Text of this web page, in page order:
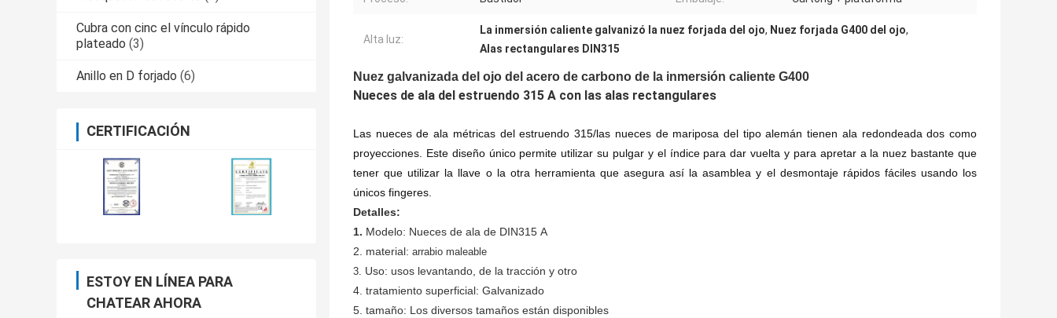
Cubra con cinc el vínculo rápido
plateado (3)
Anillo en D forjado (6)
CERTIFICACIÓN
ESTOY EN LÍNEA PARA
CHATEAR AHORA
Alta luz:
La inmersión caliente galvanizó la nuez forjada del ojo, Nuez forjada G400 del ojo,
Alas rectangulares DIN315
Nuez galvanizada del ojo del acero de carbono de la inmersión caliente G400
Nueces de ala del estruendo 315 A con las alas rectangulares
Las nueces de ala métricas del estruendo 315/las nueces de mariposa del tipo alemán tienen ala redondeada dos como
proyecciones. Este diseño único permite utilizar su pulgar y el índice para dar vuelta y para apretar a la nuez bastante que
tener que utilizar la llave o la otra herramienta que asegura así la asamblea y el desmontaje rápidos fáciles usando los
únicos fingeres.
Detalles:
1. Modelo: Nueces de ala de DIN315 A
2. material: arrabio maleable
3. Uso: usos levantando, de la tracción y otro
4. tratamiento superficial: Galvanizado
5. tamaño: Los diversos tamaños están disponibles